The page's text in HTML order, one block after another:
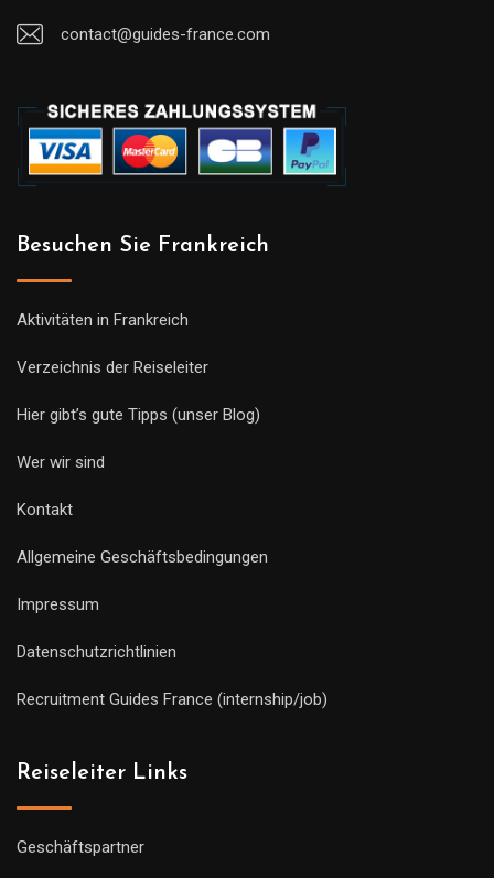
contact@guides-france.com
Besuchen Sie Frankreich
Aktivitäten in Frankreich
Verzeichnis der Reiseleiter
Hier gibt’s gute Tipps (unser Blog)
Wer wir sind
Kontakt
Allgemeine Geschäftsbedingungen
Impressum
Datenschutzrichtlinien
Recruitment Guides France (internship/job)
Reiseleiter Links
Geschäftspartner